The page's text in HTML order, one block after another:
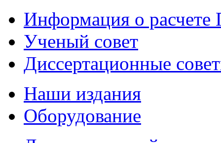
Информация о
Ученый совет
Диссертационные
Наши издания
Оборудование